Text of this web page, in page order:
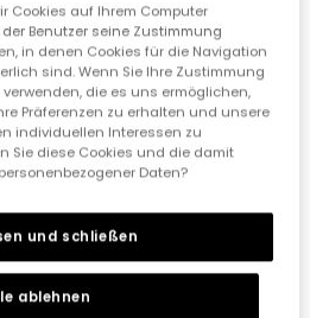
35,95 €
17,95 €
Cookies auf Ihrem Computer
Benutzer seine Zustimmung
in denen Cookies für die Navigation
sind. Wenn Sie Ihre Zustimmung
die es uns ermöglichen,
Präferenzen zu erhalten und unsere
individuellen Interessen zu
Sie diese Cookies und die damit
Daten?
ablehnen
und schließen